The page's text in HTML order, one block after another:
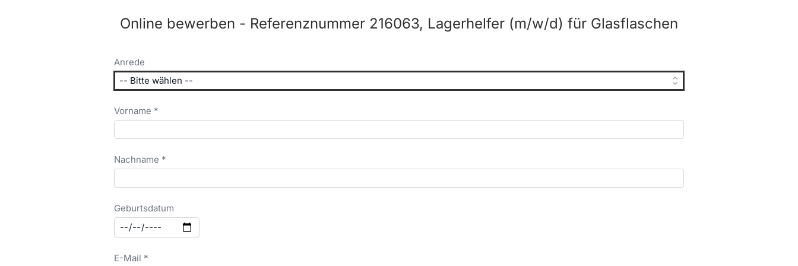
Online bewerben - Referenznummer 216063, Lagerhelfer (m/w/d) für Glasflaschen
Anrede
Vorname *
Nachname *
Geburtsdatum
E-Mail *